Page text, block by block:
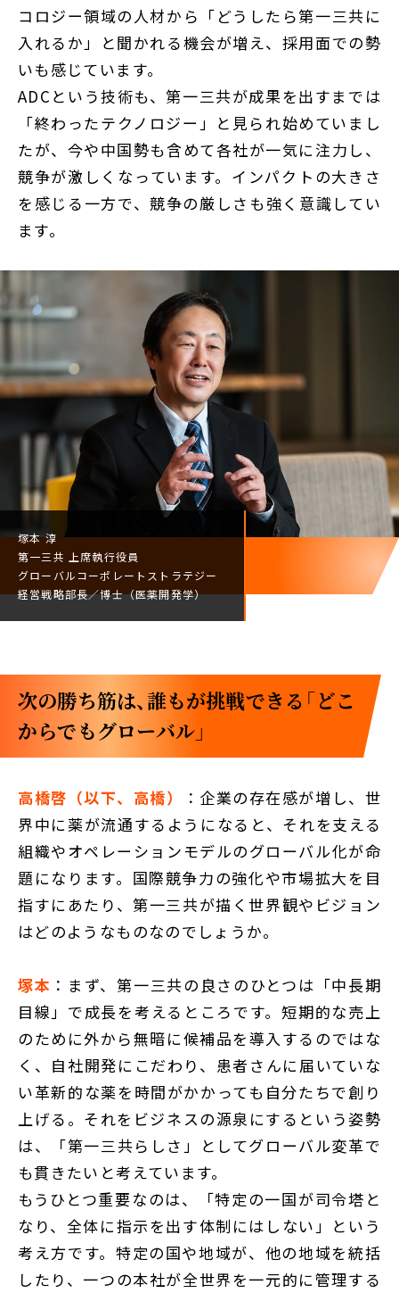
コロジー領域の人材から「どうしたら第一三共に
入れるか」と聞かれる機会が増え、採用面での勢
いも感じています。
ADCという技術も、第一三共が成果を出すまでは
「終わったテクノロジー」と見られ始めていまし
たが、今や中国勢も含めて各社が一気に注力し、
競争が激しくなっています。インパクトの大きさ
を感じる一方で、競争の厳しさも強く意識してい
ます。
塚本 淳
第一三共 上席執行役員
グローバルコーポレート ストラテジー
経営戦略部長／博士（医薬開発学）
次の勝ち筋は、誰もが挑戦できる「どこ
からでもグローバル」
高橋啓（以下、高橋）
：企業の存在感が増し、世
界中に薬が流通するようになると、それを支える
組織やオペレーションモデルのグローバル化が命
題になります。国際競争力の強化や市場拡大を目
指すにあたり、第一三共が描く世界観やビジョン
はどのようなものなのでしょうか。
塚本 ：まず、第一三共の良さのひとつは「中長期
目線」で成長を考えるところです。短期的な売上
のために外から無暗に候補品を導入するのではな
く、自社開発にこだわり、患者さんに届いていな
い革新的な薬を時間がかかっても自分たちで創り
上げる。それをビジネスの源泉にするという姿勢
は、「第一三共らしさ」としてグローバル変革で
も貫きたいと考えています。
もうひとつ重要なのは、「特定の一国が司令塔と
なり、全体に指示を出す体制にはしない」という
考え方です。特定の国や地域が、他の地域を統括
したり、一つの本社が全世界を一元的に管理する